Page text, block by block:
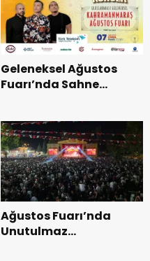
Geleneksel Ağustos
Fuarı’nda Sahne
Ağustos Fuarı’nda
Unutulmaz